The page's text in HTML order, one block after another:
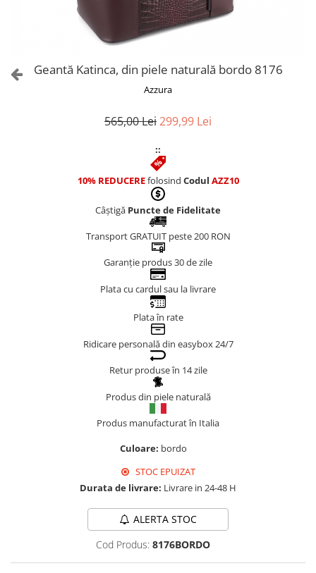
Genți AlbeGeantă Katinca, din piele naturală bordo 8176
Azzura
565,00 Lei299,99 Lei
::
10% REDUCEREfolosind Codul AZZ10
Câștigă Puncte de Fidelitate
Transport GRATUIT peste 200 RON
Garanție produs 30 de zile
Plata cu cardul sau la livrare
Plata în rate
Ridicare personală din easybox 24/7
Retur produse în 14 zile
Produs din piele naturală
Produs manufacturat în Italia
Culoare: bordo
STOC EPUIZAT
Durata de livrare: Livrare in 24-48 H
ALERTA STOC
Cod Produs: 8176BORDO